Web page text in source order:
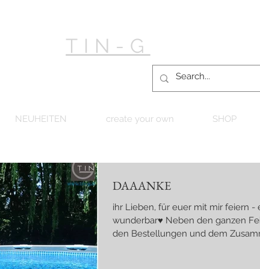
TIN-G
NEUHEITEN create your own SHOP
DAAANKE
ihr Lieben, für euer mit mir feiern -
wunderbar♥ Neben den ganzen
den Bestellungen und dem